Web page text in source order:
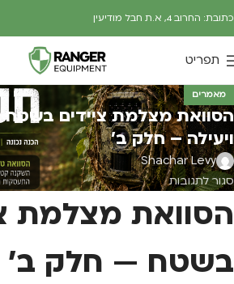
כתובת: החרוב 4, א.ת חבל מודיעין
תפריט
מאמרים
הסוואת מצלמת ציידים בשטח
ויעילה – חלק ב'
Shachar Levy
סגור לתגובות
הסוואת מצלמת
בשטח — חלק ב'